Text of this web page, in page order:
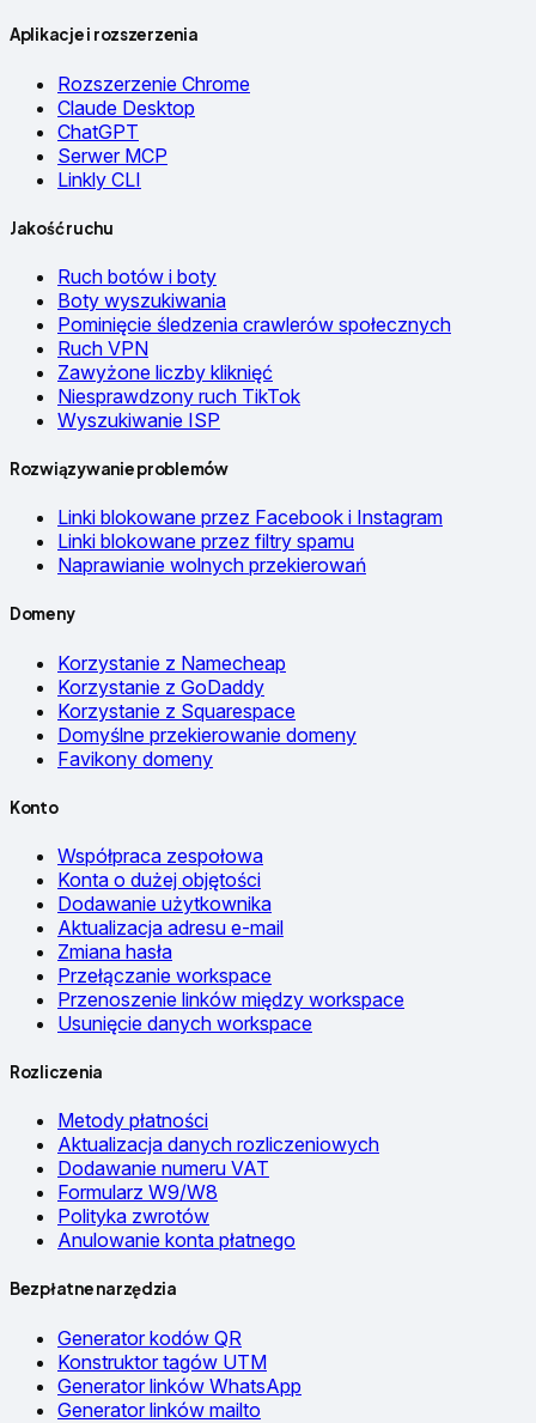
Aplikacje i rozszerzenia
Rozszerzenie Chrome
Claude Desktop
ChatGPT
Serwer MCP
Linkly CLI
Jakość ruchu
Ruch botów i boty
Boty wyszukiwania
Pominięcie śledzenia crawlerów społecznych
Ruch VPN
Zawyżone liczby kliknięć
Niesprawdzony ruch TikTok
Wyszukiwanie ISP
Rozwiązywanie problemów
Linki blokowane przez Facebook i Instagram
Linki blokowane przez filtry spamu
Naprawianie wolnych przekierowań
Domeny
Korzystanie z Namecheap
Korzystanie z GoDaddy
Korzystanie z Squarespace
Domyślne przekierowanie domeny
Favikony domeny
Konto
Współpraca zespołowa
Konta o dużej objętości
Dodawanie użytkownika
Aktualizacja adresu e-mail
Zmiana hasła
Przełączanie workspace
Przenoszenie linków między workspace
Usunięcie danych workspace
Rozliczenia
Metody płatności
Aktualizacja danych rozliczeniowych
Dodawanie numeru VAT
Formularz W9/W8
Polityka zwrotów
Anulowanie konta płatnego
Bezpłatne narzędzia
Generator kodów QR
Konstruktor tagów UTM
Generator linków WhatsApp
Generator linków mailto